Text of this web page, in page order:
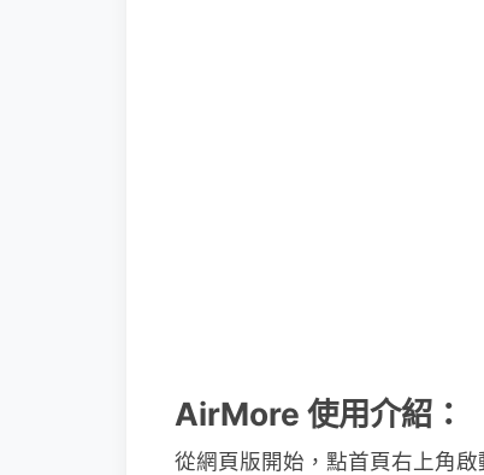
AirMore 使用介紹：
從網頁版開始，點首頁右上角